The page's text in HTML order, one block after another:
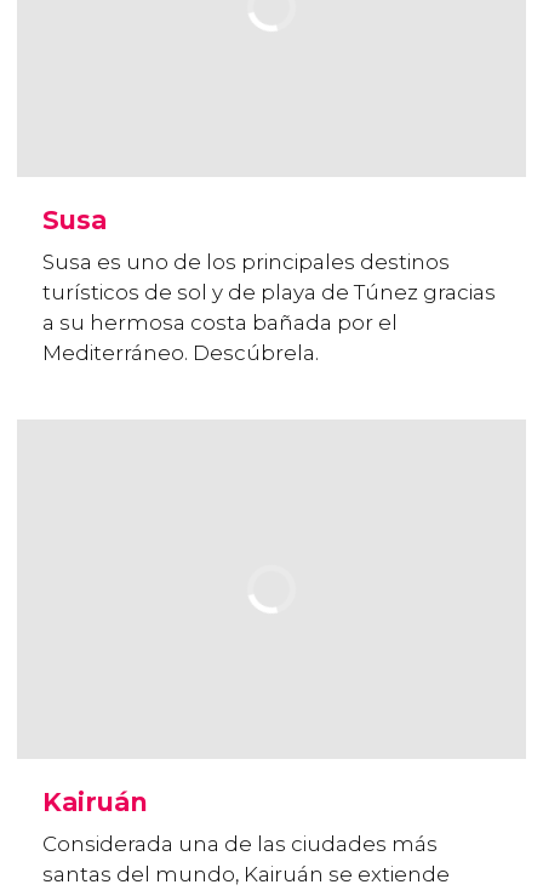
Susa
Susa es uno de los principales destinos
turísticos de sol y de playa de Túnez gracias
a su hermosa costa bañada por el
Mediterráneo. Descúbrela.
Kairuán
Considerada una de las ciudades más
santas del mundo, Kairuán se extiende